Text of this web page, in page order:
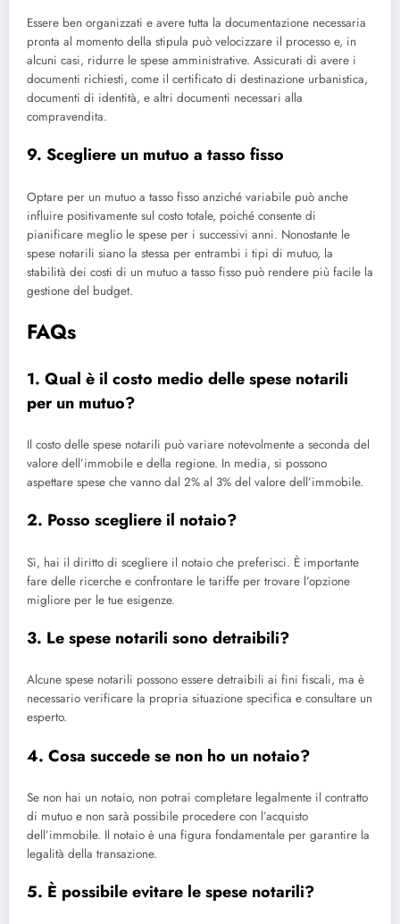
Essere ben organizzati e avere tutta la documentazione necessaria
pronta al momento della stipula può velocizzare il processo e, in
alcuni casi, ridurre le spese amministrative. Assicurati di avere i
documenti richiesti, come il certificato di destinazione urbanistica,
documenti di identità, e altri documenti necessari alla
compravendita.
9. Scegliere un mutuo a tasso fisso
Optare per un mutuo a tasso fisso anziché variabile può anche
influire positivamente sul costo totale, poiché consente di
pianificare meglio le spese per i successivi anni. Nonostante le
spese notarili siano la stessa per entrambi i tipi di mutuo, la
stabilità dei costi di un mutuo a tasso fisso può rendere più facile la
gestione del budget.
FAQs
1. Qual è il costo medio delle spese notarili
per un mutuo?
Il costo delle spese notarili può variare notevolmente a seconda del
valore dell’immobile e della regione. In media, si possono
aspettare spese che vanno dal 2% al 3% del valore dell’immobile.
2. Posso scegliere il notaio?
Sì, hai il diritto di scegliere il notaio che preferisci. È importante
fare delle ricerche e confrontare le tariffe per trovare l’opzione
migliore per le tue esigenze.
3. Le spese notarili sono detraibili?
Alcune spese notarili possono essere detraibili ai fini fiscali, ma è
necessario verificare la propria situazione specifica e consultare un
esperto.
4. Cosa succede se non ho un notaio?
Se non hai un notaio, non potrai completare legalmente il contratto
di mutuo e non sarà possibile procedere con l’acquisto
dell’immobile. Il notaio è una figura fondamentale per garantire la
legalità della transazione.
5. È possibile evitare le spese notarili?